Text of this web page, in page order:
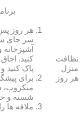
نظافت
منزل
هر روز
هر روز پس
سر جای
کنید.
پاک کنید
برای
میکروب،
شسته و
ملافه‏ ها